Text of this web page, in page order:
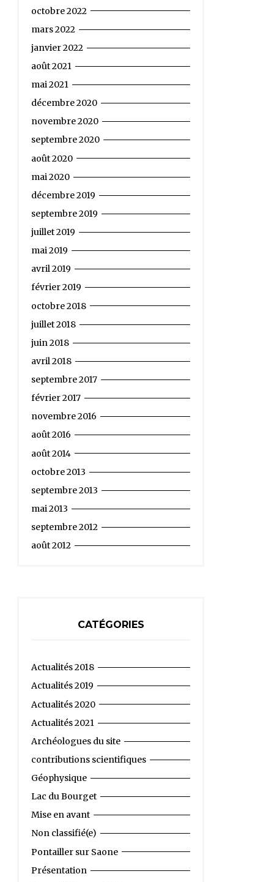
octobre 2022
mars 2022
janvier 2022
août 2021
mai 2021
décembre 2020
novembre 2020
septembre 2020
août 2020
mai 2020
décembre 2019
septembre 2019
juillet 2019
mai 2019
avril 2019
février 2019
octobre 2018
juillet 2018
juin 2018
avril 2018
septembre 2017
février 2017
novembre 2016
août 2016
août 2014
octobre 2013
septembre 2013
mai 2013
septembre 2012
août 2012
CATÉGORIES
Actualités 2018
Actualités 2019
Actualités 2020
Actualités 2021
Archéologues du site
contributions scientifiques
Géophysique
Lac du Bourget
Mise en avant
Non classifié(e)
Pontailler sur Saone
Présentation